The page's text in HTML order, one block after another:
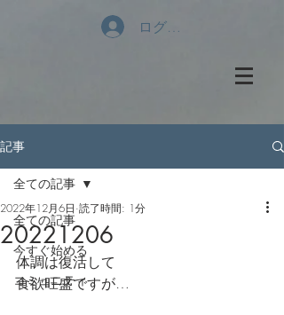
ログイン
記事
全ての記事
今すぐ始める
コミュニティ
全ての記事
20221206
2022年12月6日 読了時間: 1分
体調は復活して
食欲旺盛ですが…